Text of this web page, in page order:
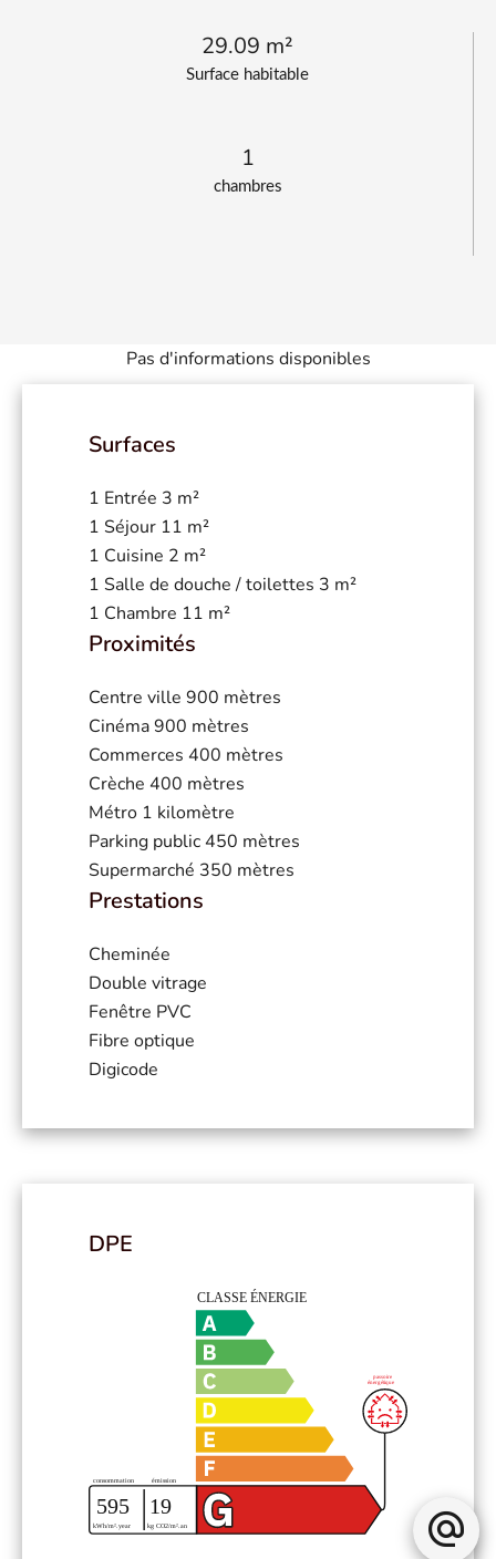
Surface habitable
29.09 m²
chambres
1
Pas d'informations disponibles
Surfaces
1 Entrée 3 m²
1 Séjour 11 m²
1 Cuisine 2 m²
1 Salle de douche / toilettes 3 m²
1 Chambre 11 m²
Proximités
Centre ville 900 mètres
Cinéma900 mètres
Commerces 400 mètres
Crèche 400 mètres
Métro 1 kilomètre
Parking public 450 mètres
Supermarché 350 mètres
Prestations
Cheminée
Double vitrage
Fenêtre PVC
Fibre optique
Digicode
DPE